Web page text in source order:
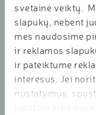
svetainė veiktų.
slapukų, nebent
mes naudosime
ir reklamos
ir pateiktume
interesus. Jei
nustatymus,
juostoje arba
• pieno riebalų ne
90%;
• lydytame (Ghi)
%.